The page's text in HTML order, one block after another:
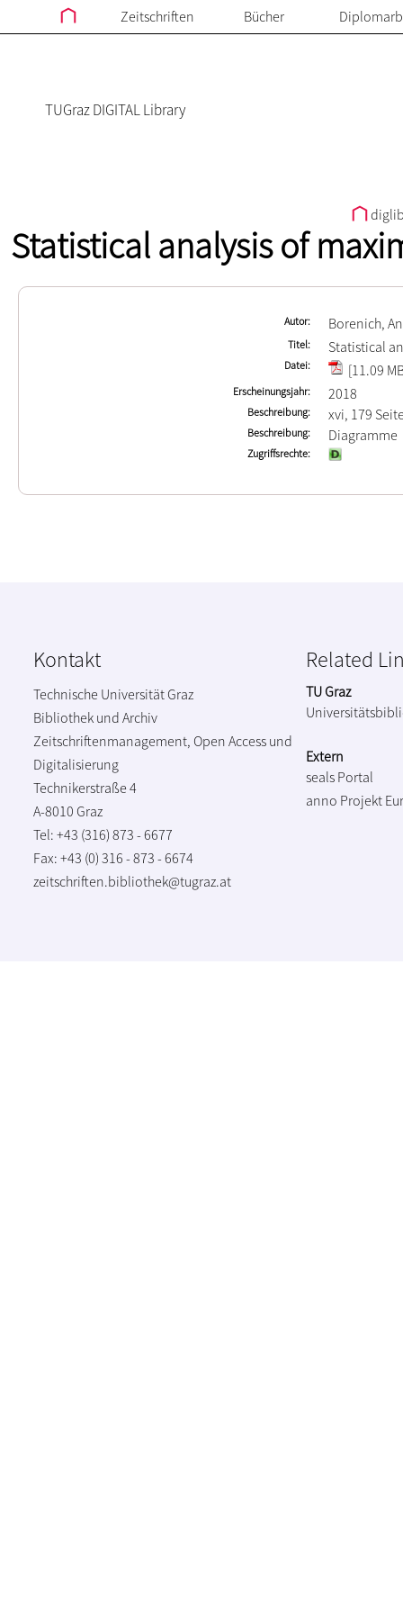
Zeitschriften Bücher
TUGraz DIGITAL Library
Statistical analysis of
Autor Borenich,
Titel Statistical
Datei [11.09
Erscheinungsjahr 2018
Beschreibung xvi, 179
Beschreibung Diagramme
Zugriffsrechte
Kontakt
Technische Universität Graz
Bibliothek und Archiv
Zeitschriftenmanagement, Open Access und
Digitalisierung
Technikerstraße 4
A-8010 Graz
Tel: +43 (316) 873 - 6677
Fax: +43 (0) 316 - 873 - 6674
zeitschriften.bibliothek@tugraz.at
Related
TU Graz
Extern
seals Portal
anno Projekt